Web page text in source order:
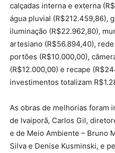
calçadas interna e externa
água pluvial (R$212.459,86),
iluminação (R$22.962,80),
artesiano (R$56.894,40),
portões (R$10.000,00),
(R$12.000,00) e recape
investimentos totalizam
As obras de melhorias foram
de Ivaiporã, Carlos Gil,
e de Meio Ambiente – Bruno
Silva e Denise Kusminski, e